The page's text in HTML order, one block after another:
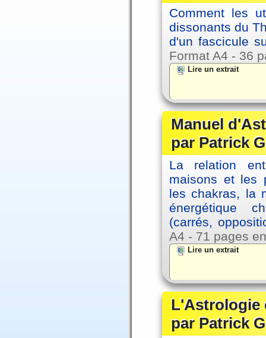
Comment les
dissonants du
d'un fascicule
Format A4 - 36
Lire un extrait
Manuel
par Patrick
La relation
maisons et les
les chakras, la
énergétique
(carrés,
A4 - 71 pages
Lire un extrait
L'Astrologie
par Patrick